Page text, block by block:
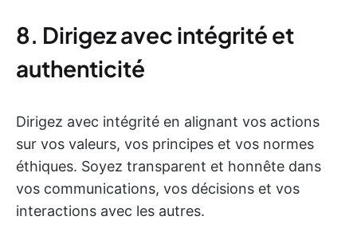
8. Dirigez avec intégrité et
authenticité
Dirigez avec intégrité en alignant vos actions
sur vos valeurs, vos principes et vos normes
éthiques. Soyez transparent et honnête dans
vos communications, vos décisions et vos
interactions avec les autres.